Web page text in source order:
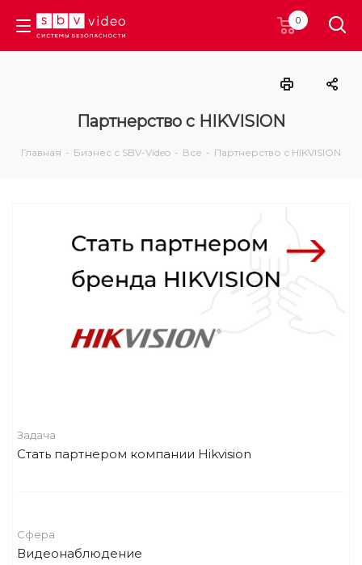
0
Партнерство с HIKVISION
Главная - Бизнес с SBV-Video - Все - Партнерство с HIKVISION
Задача
Стать партнером компании Hikvision
Сфера
Видеонаблюдение